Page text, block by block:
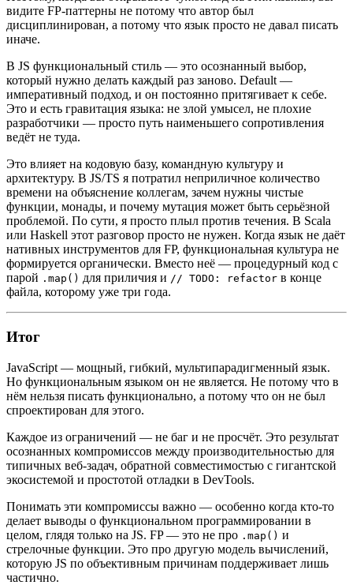
видите FP-паттерны не потому что автор был
дисциплинирован, а потому что язык просто не давал писать
иначе.
В JS функциональный стиль — это осознанный выбор,
который нужно делать каждый раз заново. Default —
императивный подход, и он постоянно притягивает к себе.
Это и есть гравитация языка: не злой умысел, не плохие
разработчики — просто путь наименьшего сопротивления
ведёт не туда.
Это влияет на кодовую базу, командную культуру и
архитектуру. В JS/TS я потратил неприличное количество
времени на объяснение коллегам, зачем нужны чистые
функции, монады, и почему мутация может быть серьёзной
проблемой. По сути, я просто плыл против течения. В Scala
или Haskell этот разговор просто не нужен. Когда язык не даёт
нативных инструментов для FP, функциональная культура не
формируется органически. Вместо неё — процедурный код с
парой .map() для приличия и // TODO: refactor в конце
файла, которому уже три года.
Итог
JavaScript — мощный, гибкий, мультипарадигменный язык.
Но функциональным языком он не является. Не потому что в
нём нельзя писать функционально, а потому что он не был
спроектирован для этого.
Каждое из ограничений — не баг и не просчёт. Это результат
осознанных компромиссов между производительностью для
типичных веб-задач, обратной совместимостью с гигантской
экосистемой и простотой отладки в DevTools.
Понимать эти компромиссы важно — особенно когда кто-то
делает выводы о функциональном программировании в
целом, глядя только на JS. FP — это не про .map() и
стрелочные функции. Это про другую модель вычислений,
которую JS по объективным причинам поддерживает лишь
частично.